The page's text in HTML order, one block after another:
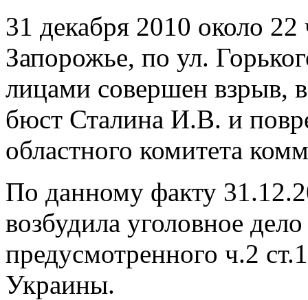
31 декабря 2010 около
Запорожье, по ул.
лицами совершен взрыв, в
бюст Сталина И.В. и
областного комитета
По данному факту
возбудила уголовное
предусмотренного ч.2
Украины.